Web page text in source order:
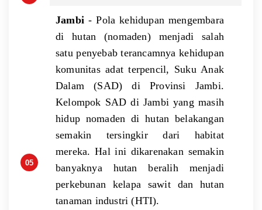
2026 Bupati
Muarojambi
Siap
Tindaklanjuti
Arahan
Lingkungan
Hidup
Khusus, PETI
Menguasai
TEBO,
Jambi - Pola kehidupan mengembara
di hutan (nomaden) menjadi salah
satu penyebab terancamnya kehidupan
komunitas adat terpencil, Suku Anak
Dalam (SAD) di Provinsi Jambi.
Kelompok SAD di Jambi yang masih
hidup nomaden di hutan belakangan
semakin tersingkir dari habitat
mereka. Hal ini dikarenakan semakin
banyaknya hutan beralih menjadi
perkebunan kelapa sawit dan hutan
tanaman industri (HTI).